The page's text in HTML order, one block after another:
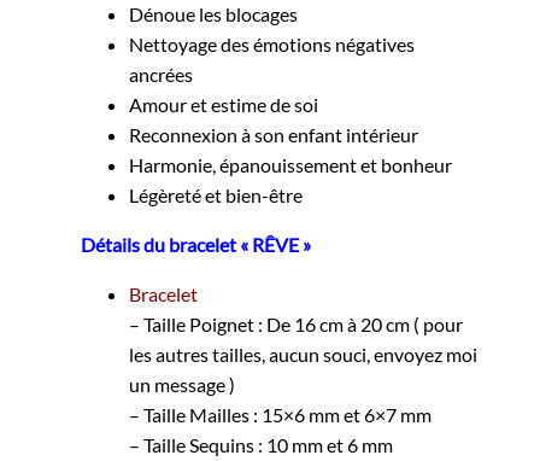
Dénoue les blocages
Nettoyage des émotions négatives
ancrées
Amour et estime de soi
Reconnexion à son enfant intérieur
Harmonie, épanouissement et bonheur
Légèreté et bien-être
Détails du bracelet « RÊVE »
Bracelet
– Taille Poignet : De 16 cm à 20 cm ( pour
les autres tailles, aucun souci, envoyez moi
un message )
– Taille Mailles : 15×6 mm et 6×7 mm
– Taille Sequins : 10 mm et 6 mm